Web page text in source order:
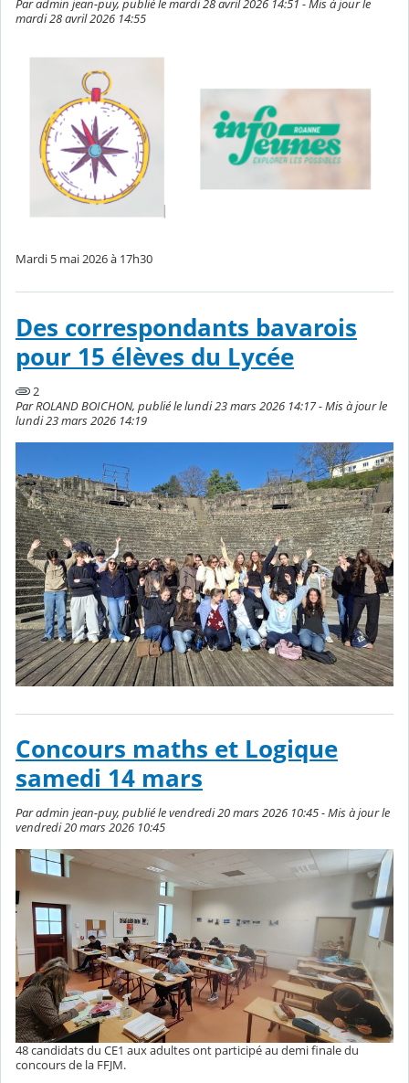
Par admin jean-puy, publié le mardi 28 avril 2026 14:51 - Mis à jour le
mardi 28 avril 2026 14:55
Mardi 5 mai 2026 à 17h30
Des correspondants bavarois
pour 15 élèves du Lycée
2
Par ROLAND BOICHON, publié le lundi 23 mars 2026 14:17 - Mis à jour le
lundi 23 mars 2026 14:19
Concours maths et Logique
samedi 14 mars
Par admin jean-puy, publié le vendredi 20 mars 2026 10:45 - Mis à jour le
vendredi 20 mars 2026 10:45
48 candidats du CE1 aux adultes ont participé au demi finale du
concours de la FFJM.